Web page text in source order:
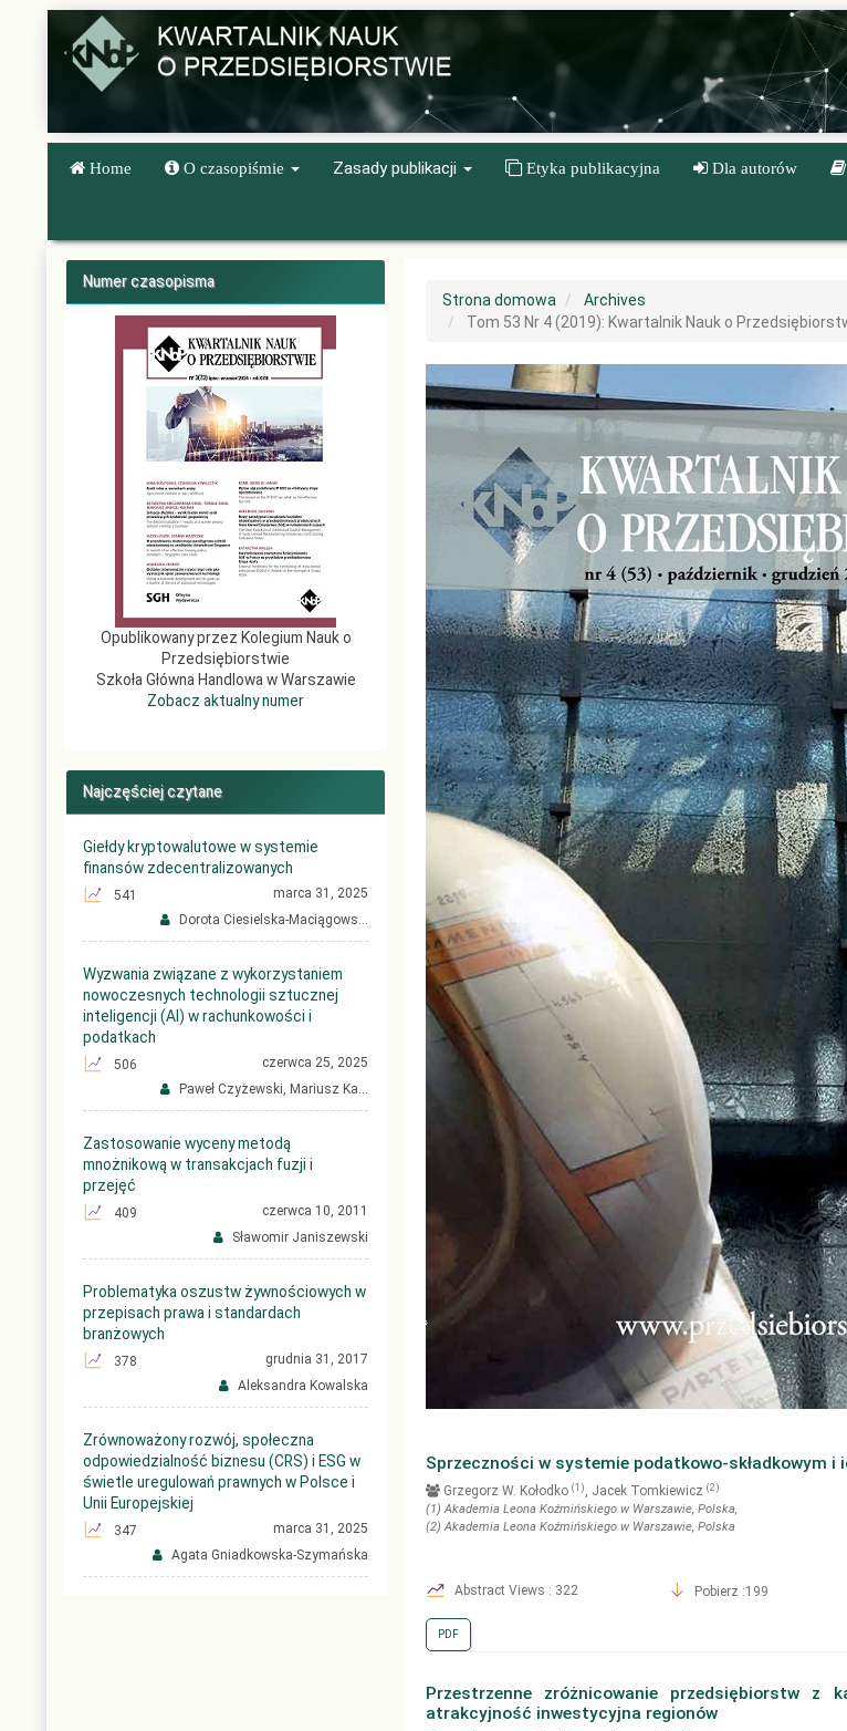
Navigation
Main
Home O czasopiśmie Zasady publikacji Etyka publikacyjna Dla autorów
Numer czasopisma
Opublikowany przez Kolegium Nauk o
Przedsiębiorstwie
Szkoła Główna Handlowa w Warszawie
Zobacz aktualny numer
Najczęściej czytane
Giełdy kryptowalutowe w systemie
finansów zdecentralizowanych
541
marca 31, 2025
Dorota Ciesielska-Maciągows...
Wyzwania związane z wykorzystaniem
nowoczesnych technologii sztucznej
inteligencji (AI) w rachunkowości i
podatkach
506
czerwca 25, 2025
Paweł Czyżewski, Mariusz Ka...
Zastosowanie wyceny metodą
mnożnikową w transakcjach fuzji i
przejęć
409
czerwca 10, 2011
Sławomir Janiszewski
Problematyka oszustw żywnościowych w
przepisach prawa i standardach
branżowych
378
grudnia 31, 2017
Aleksandra Kowalska
Zrównoważony rozwój, społeczna
odpowiedzialność biznesu (CRS) i ESG w
świetle uregulowań prawnych w Polsce i
Unii Europejskiej
347
marca 31, 2025
Agata Gniadkowska-Szymańska
Strona domowa
Archives
Tom 53 Nr 4 (2019): Kwartalnik Nauk o
Sprzeczności w systemie podatkowo-składkowym i
Grzegorz W. Kołodko (1) , Jacek Tomkiewicz (2)
(1)Akademia Leona Koźmińskiego w Warszawie, Polska,
(2)Akademia Leona Koźmińskiego w Warszawie, Polska
Abstract Views : 322
Pobierz :199
PDF
Przestrzenne zróżnicowanie przedsiębiorstw z
atrakcyjność inwestycyjna regionów